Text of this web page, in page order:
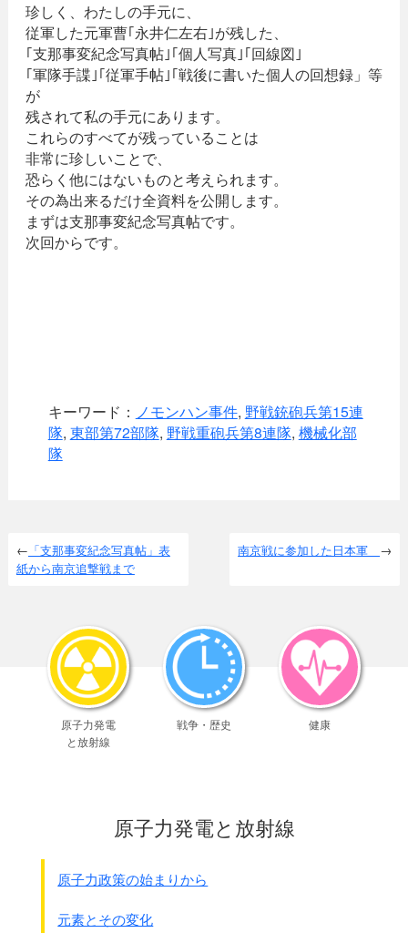
珍しく、わたしの手元に、
従軍した元軍曹｢永井仁左右｣が残した、
｢支那事変紀念写真帖｣｢個人写真｣｢回線図｣
｢軍隊手諜｣｢従軍手帖｣｢戦後に書いた個人の回想録」等
が
残されて私の手元にあります。
これらのすべてが残っていることは
非常に珍しいことで、
恐らく他にはないものと考えられます。
その為出来るだけ全資料を公開します。
まずは支那事変紀念写真帖です。
次回からです。
キーワード： ノモンハン事件, 野戦銃砲兵第15連
隊, 東部第72部隊, 野戦重砲兵第8連隊, 機械化部
隊
「支那事変紀念写真帖」表
紙から南京追撃戦まで
南京戦に参加した日本軍
原子力発電
と放射線
戦争・歴史 健康
原子力発電と放射線
原子力政策の始まりから
元素とその変化